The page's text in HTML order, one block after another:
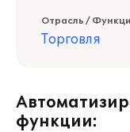
Отрасль /
Торговля
функции: